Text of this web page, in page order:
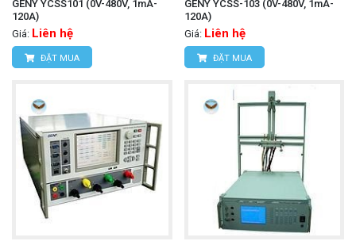
GENY YCSS101 (0V-480V, 1mA-
120A)
Giá: Liên hệ
ĐẶT MUA
GENY YCSS-103 (0V-480V, 1mA-
120A)
Giá: Liên hệ
ĐẶT MUA